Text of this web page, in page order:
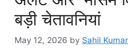
बड़ी चेतावनियां
May 12, 2026 by Sahil Kumar